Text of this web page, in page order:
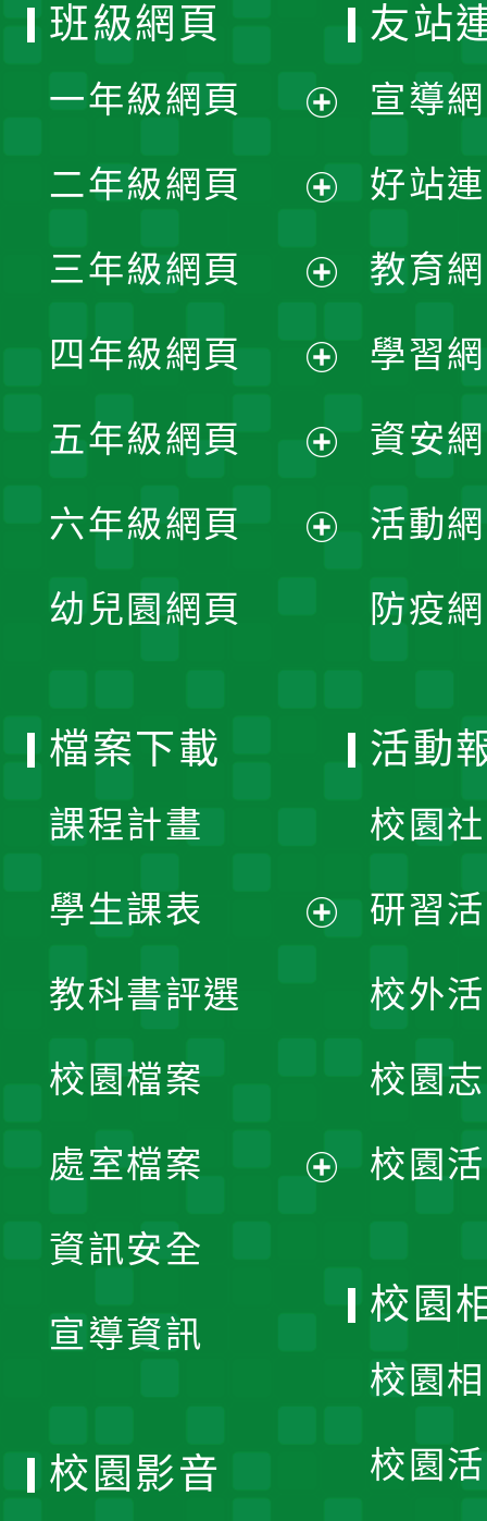
班級網頁
一年級網頁
開
選
單
二年級網頁
開
選
單
三年級網頁
開
選
單
四年級網頁
開
選
五年級網頁
開
六年級網頁
幼兒園網頁
友站
宣導
好站
教育
學習
資安
活動
防疫
檔案下載
課程計畫
學生課表
單
教科書評選
校園檔案
處室檔案
資訊安全
宣導資訊
活動
校園
研習
校外
校園
校園
校園
校園
校園
校園影音